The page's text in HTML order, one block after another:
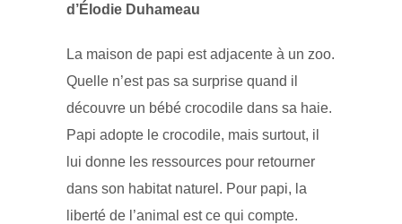
d’Élodie Duhameau
La maison de papi est adjacente à un zoo.
Quelle n’est pas sa surprise quand il
découvre un bébé crocodile dans sa haie.
Papi adopte le crocodile, mais surtout, il
lui donne les ressources pour retourner
dans son habitat naturel. Pour papi, la
liberté de l’animal est ce qui compte.